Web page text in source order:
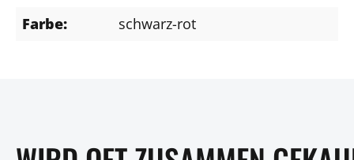
Farbe:
schwarz-rot